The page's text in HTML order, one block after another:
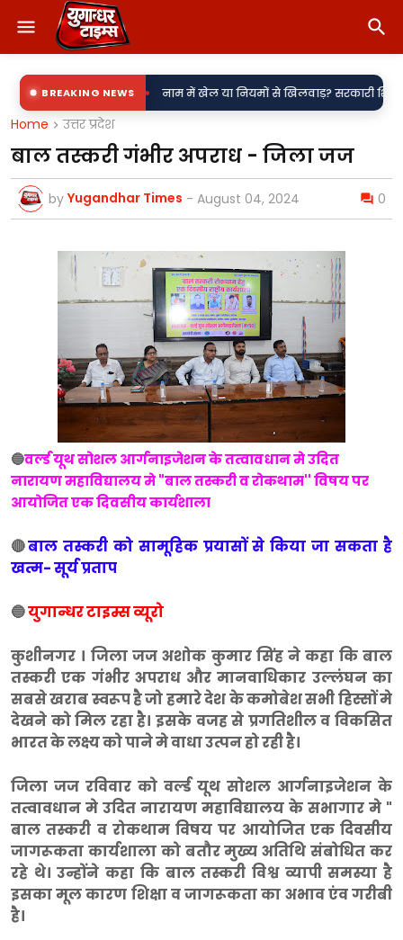
BREAKING NEWS
उपकेंद्र?• नाम में खेल या नियमों से खिलवाड़? सरकारी शिलापट्टों पर 'किरन' के
Home उत्तर प्रदेश
बाल तस्करी गंभीर अपराध - जिला जज
by Yugandhar Times - August 04, 2024 0
🔵वर्ल्ड यूथ सोशल आर्गनाइजेशन के तत्वावधान मे उदित
नारायण महाविद्यालय मे "बाल तस्करी व रोकथाम'' विषय पर
आयोजित एक दिवसीय कार्यशाला
🔴बाल तस्करी को सामूहिक प्रयासों से किया जा सकता है
खत्म- सूर्य प्रताप
🔵युगान्धर टाइम्स व्यूरो
कुशीनगर । जिला जज अशोक कुमार सिंह ने कहा कि बाल
तस्करी एक गंभीर अपराध और मानवाधिकार उल्लंघन का
सबसे खराब स्वरूप है जो हमारे देश के कमोबेश सभी हिस्सों मे
देखने को मिल रहा है। इसके वजह से प्रगतिशील व विकसित
भारत के लक्ष्य को पाने मे वाधा उत्पन हो रही है।
जिला जज रविवार को वर्ल्ड यूथ सोशल आर्गनाइजेशन के
तत्वावधान मे उदित नारायण महाविद्यालय के सभागार मे "
बाल तस्करी व रोकथाम विषय पर आयोजित एक दिवसीय
जागरूकता कार्यशाला को बतौर मुख्य अतिथि संबोधित कर
रहे थे। उन्होंने कहा कि बाल तस्करी विश्व व्यापी समस्या है
इसका मूल कारण शिक्षा व जागरूकता का अभाव एंव गरीबी
है।